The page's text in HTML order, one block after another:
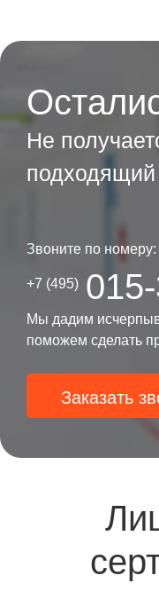
Не
подходящий
Звоните по номеру:
+7 (495)
Мы дадим
поможем сделать
Заказать